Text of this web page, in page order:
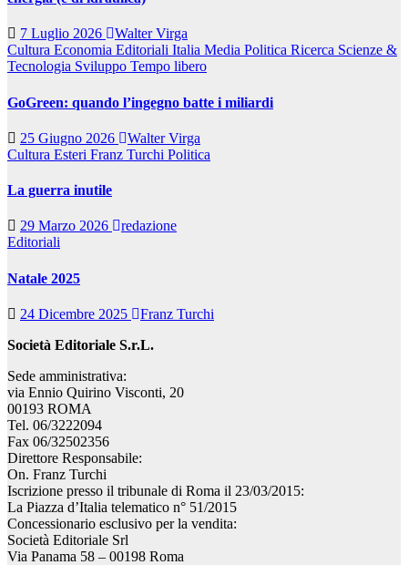
7 Luglio 2026
Walter Virga
Cultura Economia Editoriali Italia Media Politica Ricerca Scienze &
Tecnologia Sviluppo Tempo libero
GoGreen: quando l’ingegno batte i miliardi
25 Giugno 2026
Walter Virga
Cultura Esteri Franz Turchi Politica
La guerra inutile
29 Marzo 2026
redazione
Editoriali
Natale 2025
24 Dicembre 2025
Franz Turchi
Società Editoriale S.r.L.
Sede amministrativa:
via Ennio Quirino Visconti, 20
00193 ROMA
Tel. 06/3222094
Fax 06/32502356
Direttore Responsabile:
On. Franz Turchi
Iscrizione presso il tribunale di Roma il 23/03/2015:
La Piazza d’Italia telematico n° 51/2015
Concessionario esclusivo per la vendita:
Società Editoriale Srl
Via Panama 58 – 00198 Roma